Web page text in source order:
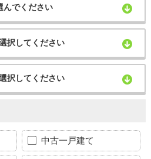
んでください
択してください
択してください
中古一戸建て